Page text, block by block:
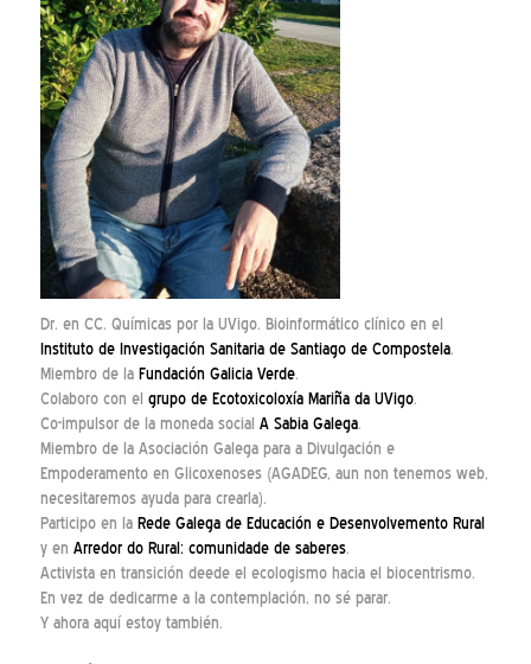
Dr. en CC. Químicas por la UVigo. Bioinformático clínico en el
Instituto de Investigación Sanitaria de Santiago de Compostela.
Miembro de la Fundación Galicia Verde.
Colaboro con el grupo de Ecotoxicoloxía Mariña da UVigo.
Co-impulsor de la moneda social A Sabia Galega.
Miembro de la Asociación Galega para a Divulgación e
Empoderamento en Glicoxenoses (AGADEG, aun non tenemos web,
necesitaremos ayuda para crearla).
Participo en la Rede Galega de Educación e Desenvolvemento Rural
y en Arredor do Rural: comunidade de saberes.
Activista en transición deede el ecologismo hacia el biocentrismo.
En vez de dedicarme a la contemplación, no sé parar.
Y ahora aquí estoy también.